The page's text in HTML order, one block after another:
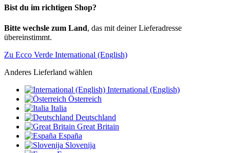
Bist du im richtigen Shop?
Bitte wechsle zum Land, das mit deiner Lieferadresse
übereinstimmt.
Zu Ecco Verde International (English)
Anderes Lieferland wählen
International (English)
Österreich
Italia
Deutschland
Great Britain
España
Slovenija